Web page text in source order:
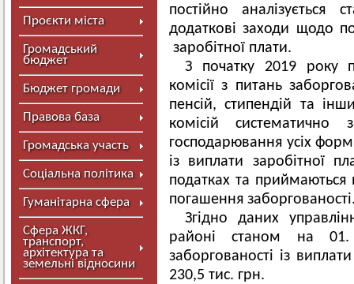
Проєкти міста
Громадський
бюджет
Бюджет громади
Правова база
Громадська участь
Соціальна політика
Гуманітарна сфера
Сфера ЖКГ,
транспорт,
архітектура та
земельні відносини
постійно
додаткові заходи щодо
заробітної плати.
З початку 2019 року
комісії з питань
пенсій, стипендій та
комісій систематично
господарювання усіх форм
із виплати заробітної
податках та приймаються
погашення
Згідно даних
районі станом на
заборгованості із
230,5 тис. грн.